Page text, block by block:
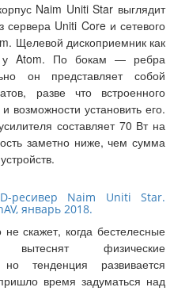
Naim Uniti Star выглядит
сервера Uniti Core и сетевого
Щелевой дископриемник как
Atom. По бокам — ребра
он представляет собой
разве что встроенного
возможности установить его.
составляет 70 Вт на
заметно ниже, чем сумма
ресивер Naim Uniti Star.
январь 2018.
не скажет, когда бестелесные
физические
тенденция развивается
время задуматься над